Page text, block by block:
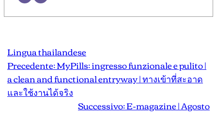
Lingua thailandese
Precedente:MyPills: ingresso funzionale e pulito |
a clean and functional entryway | ทางเข้าที่สะอาด
และใช้งานได้จริง
Successivo:E-magazine | Agosto